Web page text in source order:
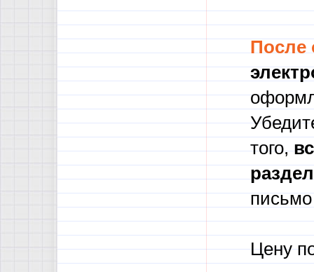
После
того,в
письмо
Цену